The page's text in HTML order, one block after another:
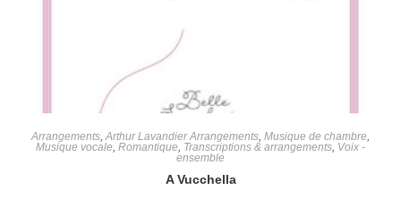
Arrangements,Arthur Lavandier Arrangements, Musique de chambre,
Musique vocale, Romantique, Transcriptions & arrangements, Voix -
ensemble
A Vucchella